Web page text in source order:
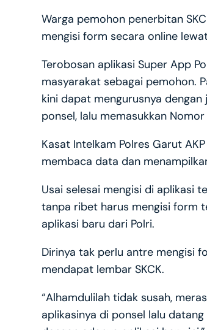
Warga pemohon penerbitan
mengisi form secara online
Terobosan aplikasi Super App
masyarakat sebagai pemohon.
kini dapat mengurusnya
ponsel, lalu memasukkan
Kasat Intelkam Polres Garut
membaca data dan
Usai selesai mengisi di aplikasi
tanpa ribet harus mengisi form
aplikasi baru dari Polri.
Dirinya tak perlu antre mengisi
mendapat lembar SKCK.
“Alhamdulilah tidak susah,
aplikasinya di ponsel lalu